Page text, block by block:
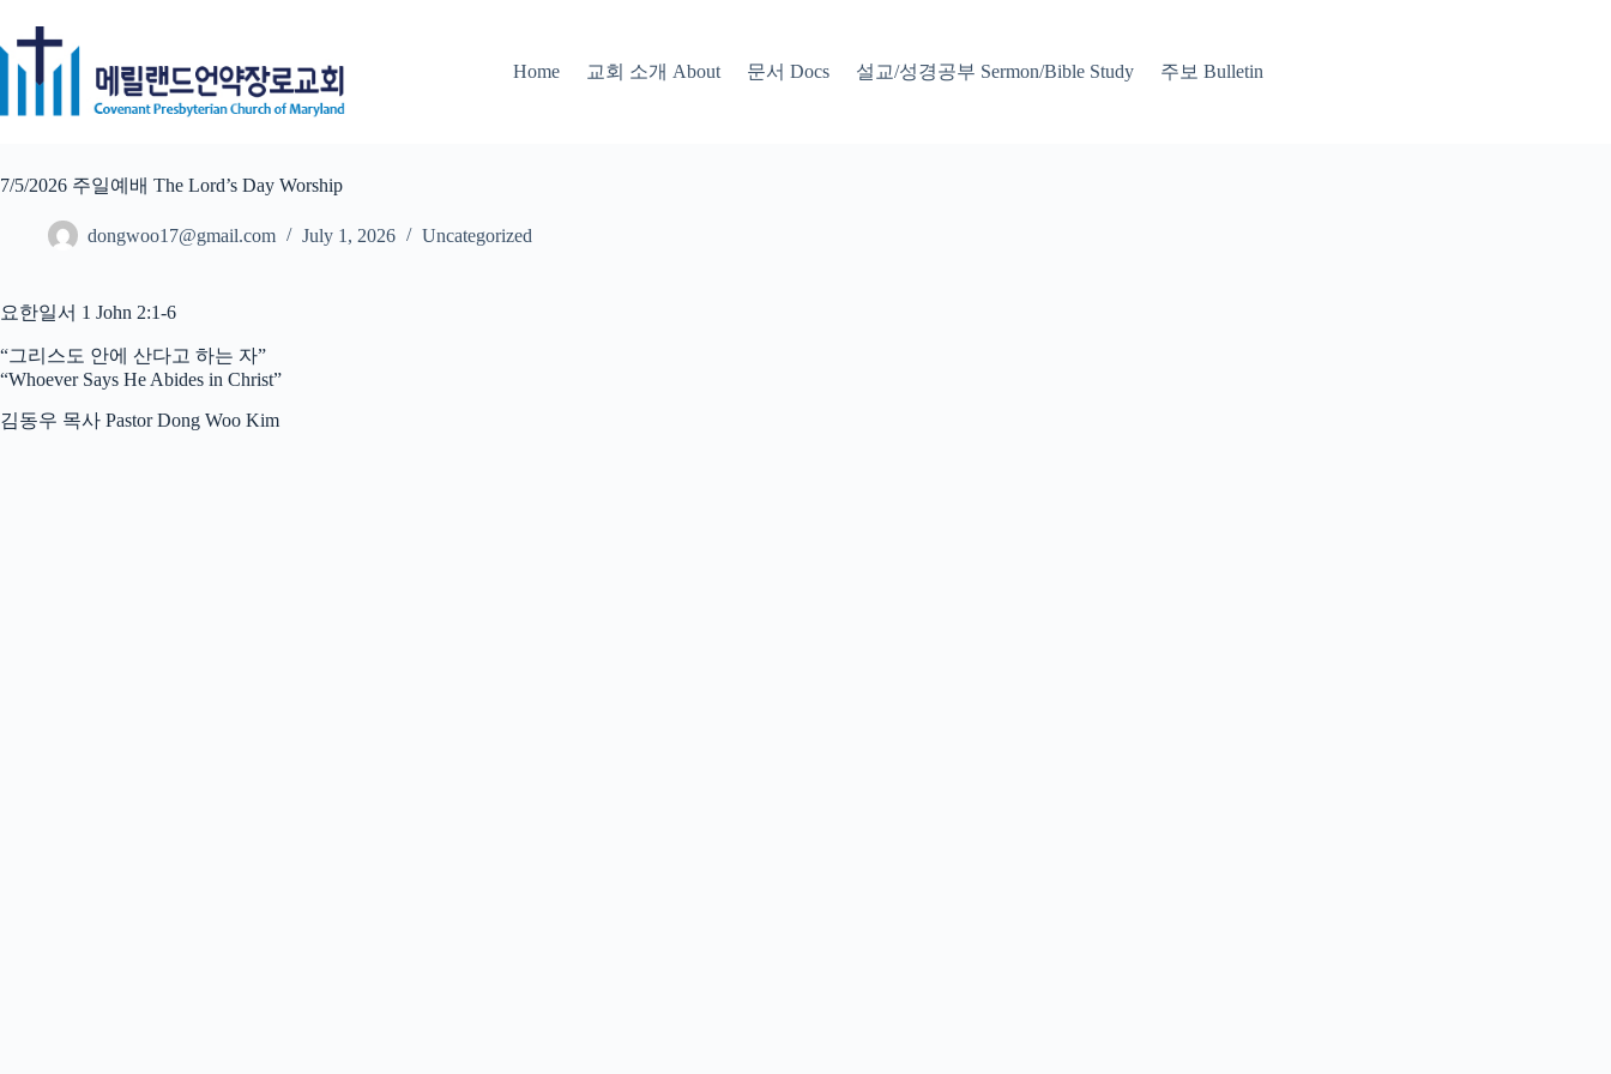
content
Home
교회 소개 About 문서 Docs 설교/성경공부 Sermon/Bible Study 주보 Bulletin
7/5/2026 주일예배 The Lord’s Day Worship
dongwoo17@gmail.com July 1, 2026 Uncategorized
요한일서 1 John 2:1-6
“그리스도 안에 산다고 하는 자”
“Whoever Says He Abides in Christ”
김동우 목사 Pastor Dong Woo Kim